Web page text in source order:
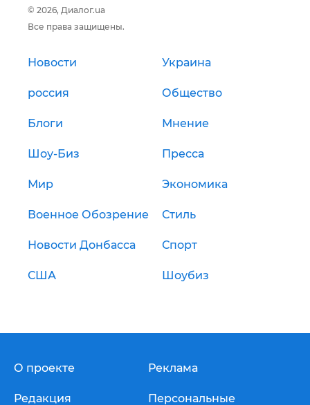
© 2026, Диалог.ua
Все права защищены.
Новости Украина
россия Общество
Блоги Мнение
Шоу-Биз Пресса
Мир Экономика
Военное Обозрение Стиль
Новости Донбасса Спорт
США Шоубиз
О проекте
Редакция
Реклама
Персональные